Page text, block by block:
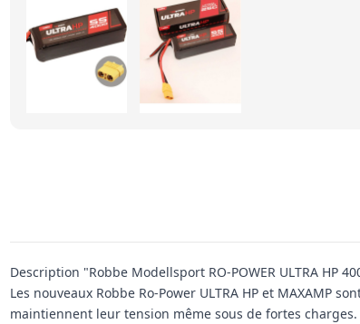
Description "Robbe Modellsport RO-POWER ULTRA HP
Les nouveaux Robbe Ro-Power ULTRA HP et
maintiennent leur tension même sous de fortes